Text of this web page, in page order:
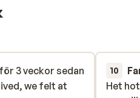
för 3 veckor sedan
we felt at
we felt at
10
Het
Het